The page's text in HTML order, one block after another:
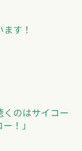
す！
のはサイコー
！」